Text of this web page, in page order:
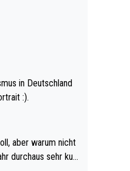
in Deutschland
:).
aber warum nicht